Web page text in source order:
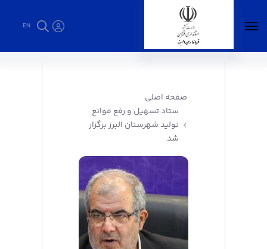
EN
صفحه اصلی
ستاد تسهیل و رفع موانع
تولید شهرستان البرز برگزار
شد